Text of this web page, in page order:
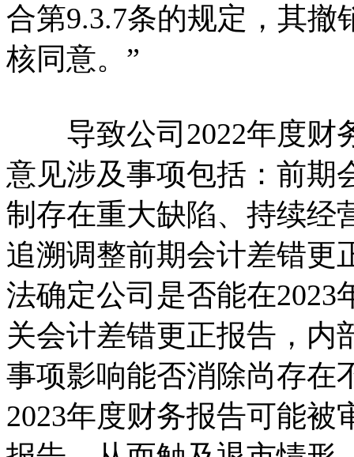
合第9.3.7条的规定，其
核同意。”
导致公司2022年度财
意见涉及事项包括：前期
制存在重大缺陷、持续经
追溯调整前期会计差错更
法确定公司是否能在
关会计差错更正报告，内
事项影响能否消除尚存在
2023年度财务报告可能